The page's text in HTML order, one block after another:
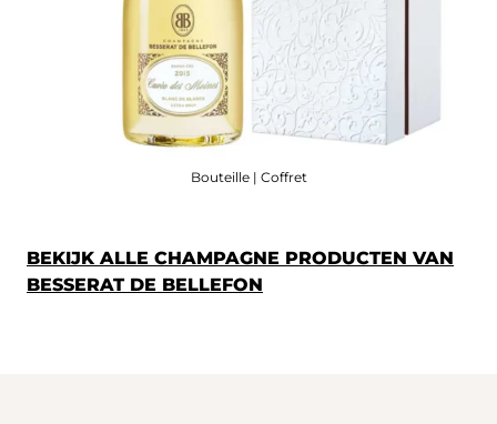
Bouteille | Coffret
BEKIJK ALLE CHAMPAGNE PRODUCTEN VAN
BESSERAT DE BELLEFON